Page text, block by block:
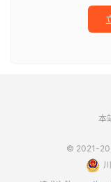
本
© 2021-